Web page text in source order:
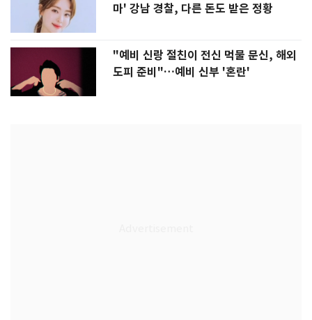
마' 강남 경찰, 다른 돈도 받은 정황
"예비 신랑 절친이 전신 먹물 문신, 해외
도피 준비"…예비 신부 '혼란'